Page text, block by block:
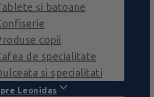
și batoane
copii
de specialitate
si specialitati
Leonidas